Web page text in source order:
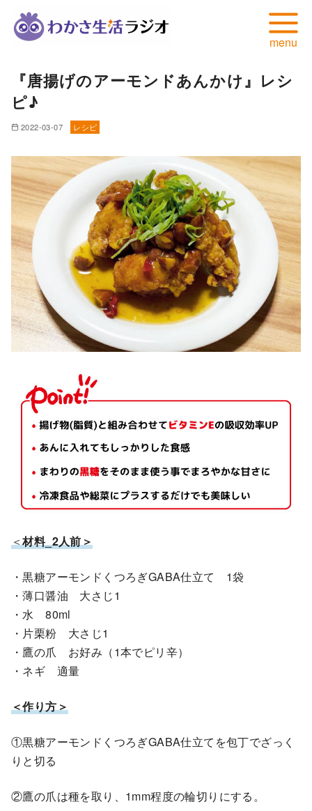
『唐揚げのアーモンドあんかけ』レシ
ピ♪
2022-03-07 レシピ
＜材料_2人前＞
・黒糖アーモンドくつろぎGABA仕立て 1袋
・薄口醤油 大さじ1
・水 80ml
・片栗粉 大さじ1
・鷹の爪 お好み（1本でピリ辛）
・ネギ 適量
＜作り方＞
①黒糖アーモンドくつろぎGABA仕立てを包丁でざっく
りと切る
②鷹の爪は種を取り、1mm程度の輪切りにする。